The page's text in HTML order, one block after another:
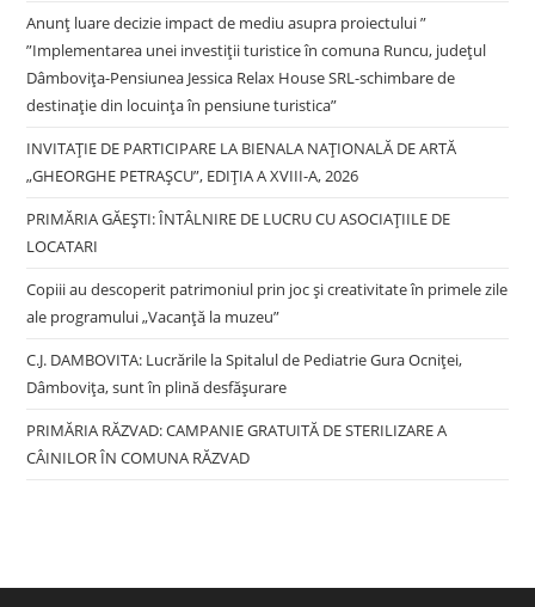
Anunț luare decizie impact de mediu asupra proiectului ”
”Implementarea unei investiții turistice în comuna Runcu, județul
Dâmbovița-Pensiunea Jessica Relax House SRL-schimbare de
destinație din locuința în pensiune turistica”
INVITAȚIE DE PARTICIPARE LA BIENALA NAȚIONALĂ DE ARTĂ
„GHEORGHE PETRAȘCU”, EDIŢIA A XVIII-A, 2026
PRIMĂRIA GĂEȘTI: ÎNTÂLNIRE DE LUCRU CU ASOCIAȚIILE DE
LOCATARI
Copiii au descoperit patrimoniul prin joc și creativitate în primele zile
ale programului „Vacanță la muzeu”
C.J. DAMBOVITA: Lucrările la Spitalul de Pediatrie Gura Ocniței,
Dâmbovița, sunt în plină desfășurare
PRIMĂRIA RĂZVAD: CAMPANIE GRATUITĂ DE STERILIZARE A
CÂINILOR ÎN COMUNA RĂZVAD